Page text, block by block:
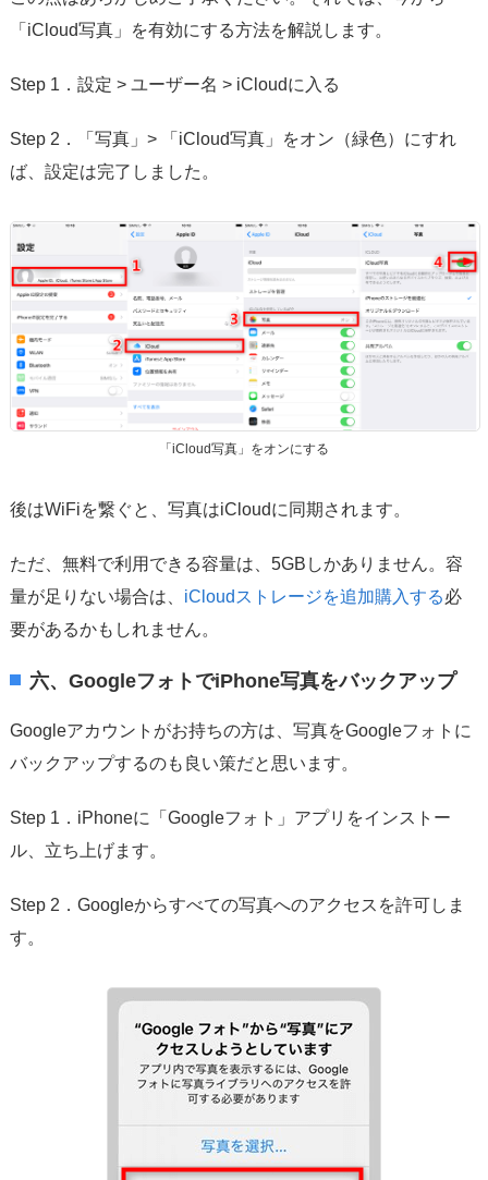
「iCloud写真」を有効にする方法を解説します。
Step 1．設定 > ユーザー名 > iCloudに入る
Step 2．「写真」> 「iCloud写真」をオン（緑色）にすれ
ば、設定は完了しました。
「iCloud写真」をオンにする
後はWiFiを繋ぐと、写真はiCloudに同期されます。
ただ、無料で利用できる容量は、5GBしかありません。容
量が足りない場合は、 iCloudストレージを追加購入する必
要があるかもしれません。
六、GoogleフォトでiPhone写真をバックアップ
Googleアカウントがお持ちの方は、写真をGoogleフォトに
バックアップするのも良い策だと思います。
Step 1．iPhoneに「Googleフォト」アプリをインストー
ル、立ち上げます。
Step 2．Googleからすべての写真へのアクセスを許可しま
す。